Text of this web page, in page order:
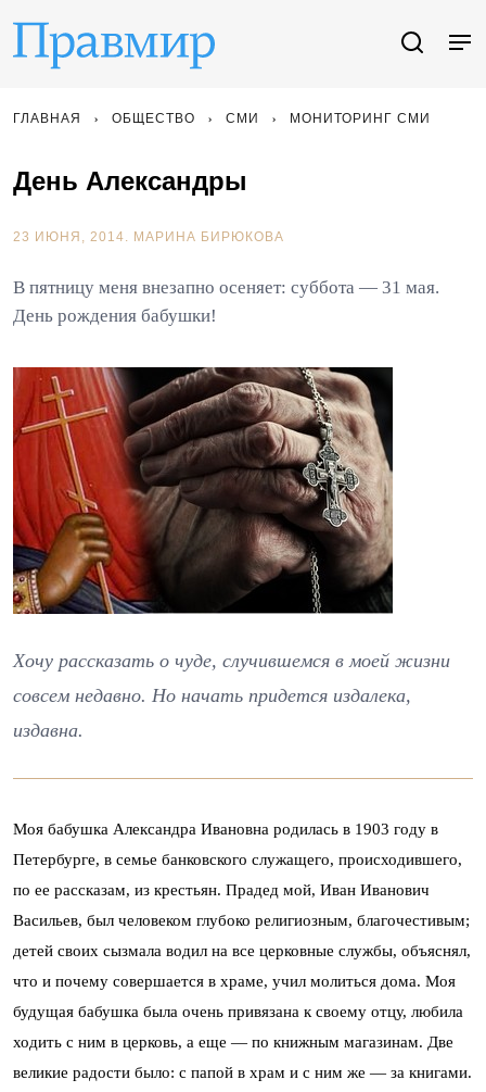
ГЛАВНАЯ ОБЩЕСТВО СМИ МОНИТОРИНГ СМИ
День Александры
23 ИЮНЯ, 2014. МАРИНА БИРЮКОВА
В пятницу меня внезапно осеняет: суббота — 31 мая.
День рождения бабушки!
Хочу рассказать о чуде, случившемся в моей жизни
совсем недавно. Но начать придется издалека,
издавна.
Моя бабушка Александра Ивановна родилась в 1903 году в
Петербурге, в семье банковского служащего, происходившего,
по ее рассказам, из крестьян. Прадед мой, Иван Иванович
Васильев, был человеком глубоко религиозным, благочестивым;
детей своих сызмала водил на все церковные службы, объяснял,
что и почему совершается в храме, учил молиться дома. Моя
будущая бабушка была очень привязана к своему отцу, любила
ходить с ним в церковь, а еще — по книжным магазинам. Две
великие радости было: с папой в храм и с ним же — за книгами.